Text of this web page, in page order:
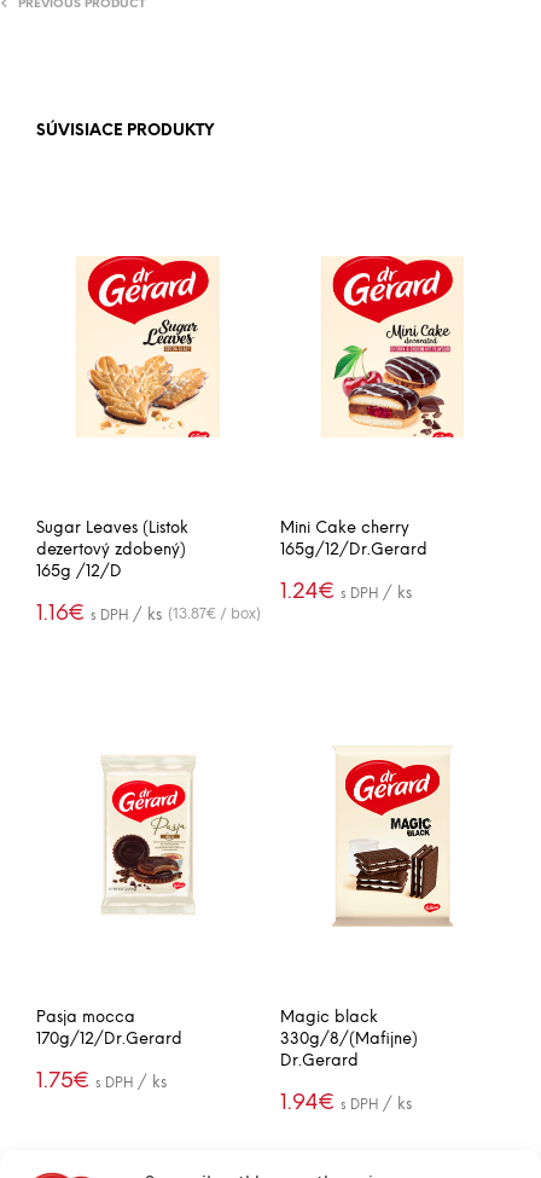
PREVIOUS PRODUCT
SÚVISIACE PRODUKTY
Sugar Leaves (Listok
dezertový zdobený)
165g /12/D
1.16€ s DPH / ks (13.87€ / box)
Mini Cake cherry
165g/12/Dr.Gerard
1.24€ s DPH / ks
Pasja mocca
170g/12/Dr.Gerard
1.75€ s DPH / ks
Magic black
330g/8/(Mafijne)
Dr.Gerard
1.94€ s DPH / ks